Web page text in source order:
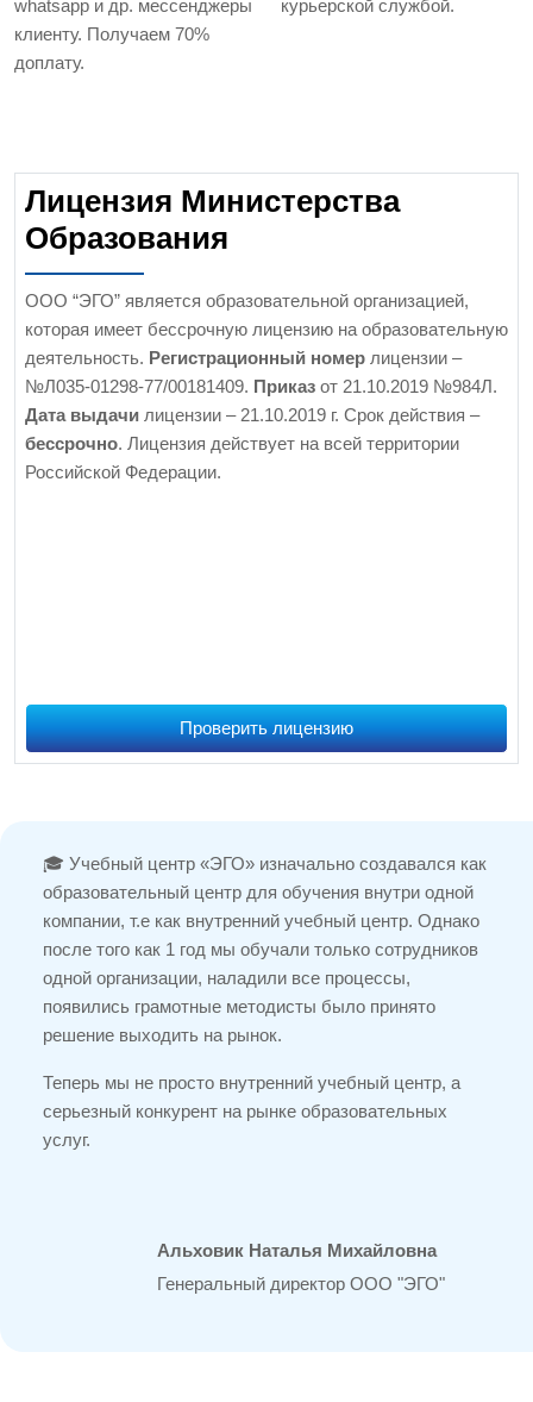
whatsapp и др. мессенджеры
клиенту. Получаем 70%
доплату.
курьерской службой.
Лицензия Министерства
Образования
ООО “ЭГО” является образовательной организацией,
которая имеет бессрочную лицензию на образовательную
деятельность. Регистрационный номер лицензии –
№Л035-01298-77/00181409. Приказ от 21.10.2019 №984Л.
Дата выдачи лицензии – 21.10.2019 г. Срок действия –
бессрочно. Лицензия действует на всей территории
Российской Федерации.
Проверить лицензию
🎓 Учебный центр «ЭГО» изначально создавался как
образовательный центр для обучения внутри одной
компании, т.е как внутренний учебный центр. Однако
после того как 1 год мы обучали только сотрудников
одной организации, наладили все процессы,
появились грамотные методисты было принято
решение выходить на рынок.
Теперь мы не просто внутренний учебный центр, а
серьезный конкурент на рынке образовательных
услуг.
Альховик Наталья Михайловна
Генеральный директор ООО "ЭГО"